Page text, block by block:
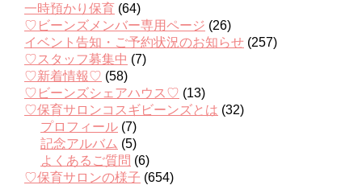
一時預かり保育 (64)
♡ビーンズメンバー専用ページ (26)
イベント告知・ご予約状況のお知らせ (257)
♡スタッフ募集中 (7)
♡新着情報♡ (58)
♡ビーンズシェアハウス♡ (13)
♡保育サロンコスギビーンズとは (32)
プロフィール (7)
記念アルバム (5)
よくあるご質問 (6)
♡保育サロンの様子 (654)